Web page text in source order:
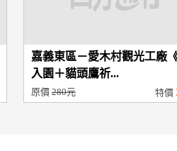
嘉義東區－愛木村觀光工廠
入園＋貓頭鷹祈...
原價280元 特價